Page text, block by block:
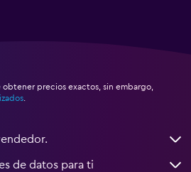
precios exactos, sin embargo,
de datos para ti